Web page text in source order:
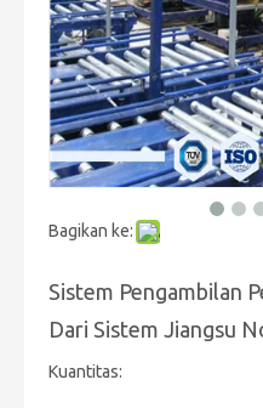
Bagikan ke:
Sistem Pengambilan
Dari Sistem Jiangsu
Kuantitas: